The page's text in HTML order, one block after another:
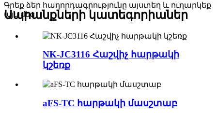
Գրեք ձեր հաղորդագրությունը այստեղ և ուղարկեք
այն մեզ
Ապրանքների կատեգորիաներ
NK-JC3116 Հաշվիչ հարթակի
կշեռք
aFS-TC հարթակի մասշտաբ